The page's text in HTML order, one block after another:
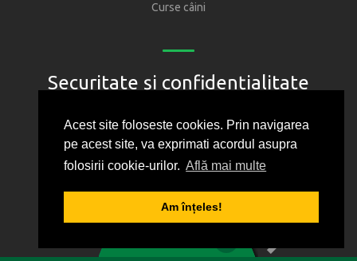
Acest site foloseste cookies. Prin navigarea
pe acest site, va exprimati acordul asupra
folosirii cookie-urilor. Află mai multe
Am înțeles!
Curse câini
Securitate și confidențialitate
Regulament
Joacă responsabil
Oficiul National pentru Jocuri de Noroc
Politica de confidentialitate
Cum folosim cookie-urile